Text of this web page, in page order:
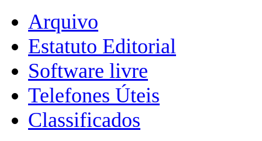
Arquivo
Estatuto Editorial
Software livre
Telefones Úteis
Classificados